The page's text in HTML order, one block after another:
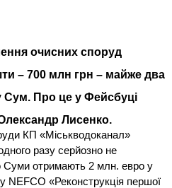
очисних споруд
– 700 млн грн – майже два
Сум. Про це у Фейсбуці
Лисенко.
КП «Міськводоканал»
разу серйозно не
Суми отримають 2 млн. евро у
NEFCO «Реконструкція першої